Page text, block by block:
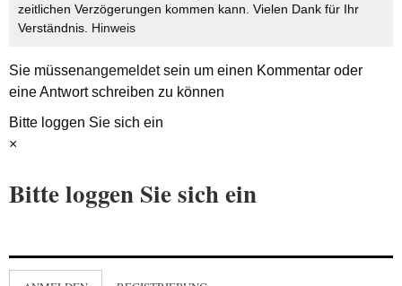
zeitlichen Verzögerungen kommen kann. Vielen Dank für Ihr
Verständnis. Hinweis
Sie müssenangemeldetsein um einen Kommentar oder
eine Antwort schreiben zu können
Bitte loggen Sie sich ein
×
Bitte loggen Sie sich ein